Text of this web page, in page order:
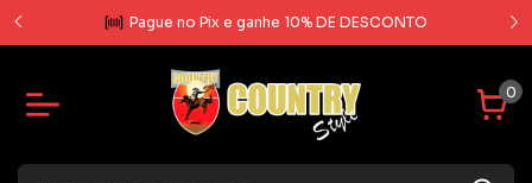
Pague no Pix e ganhe 10% DE DESCONTO
0